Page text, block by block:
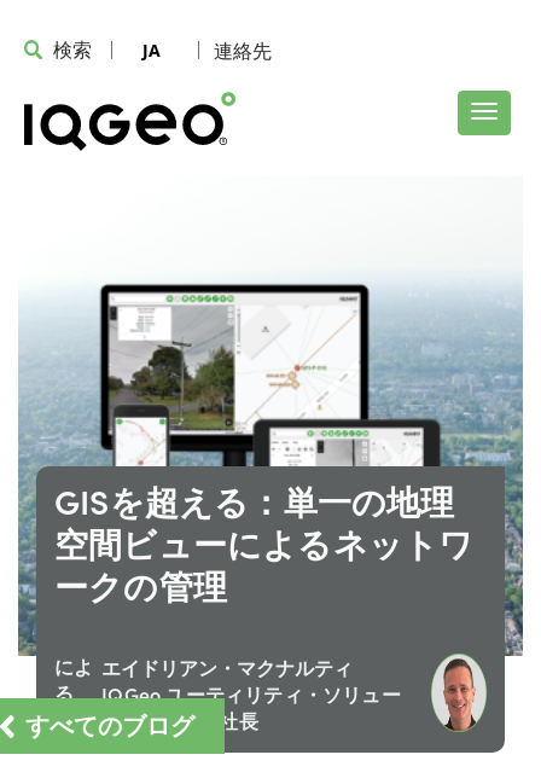
検索 JA 連絡先
すべてのブログ
GISを超える：単一の地理
空間ビューによるネットワ
ークの管理
によ
る
エイドリアン・マクナルティ
IQGeo ユーティリティ・ソリュー
ション担当副社長